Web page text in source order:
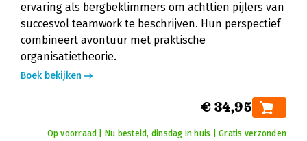
ervaring als bergbeklimmers om achttien pijlers van
succesvol teamwork te beschrijven. Hun perspectief
combineert avontuur met praktische
organisatietheorie.
Boek bekijken
€ 34,95
Op voorraad | Nu besteld, dinsdag in huis | Gratis verzonden